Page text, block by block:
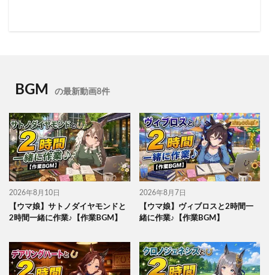
BGM の最新動画8件
2026年8月10日
【ウマ娘】サトノダイヤモンドと
2時間一緒に作業♪【作業BGM】
2026年8月7日
【ウマ娘】ヴィブロスと2時間一
緒に作業♪【作業BGM】